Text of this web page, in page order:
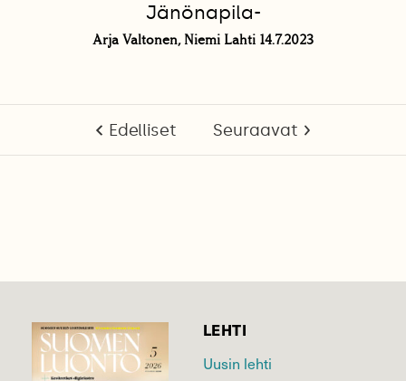
Jänönapila-
Arja Valtonen, Niemi Lahti 14.7.2023
Edelliset Seuraavat
LEHTI
Uusin lehti